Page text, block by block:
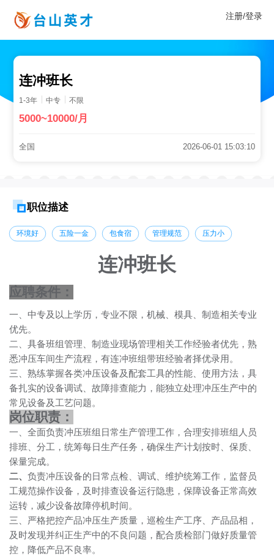
注册/登录
连冲班长
1-3年 中专 不限
5000~10000/月
全国 2026-06-01 15:03:10
职位描述
环境好 五险一金 包食宿 管理规范 压力小
连冲班长
应聘条件：
一、中专及以上学历，专业不限，机械、模具、制造相关专业
优先。
二、具备班组管理、制造业现场管理相关工作经验者优先，熟
悉冲压车间生产流程，有连冲班组带班经验者择优录用。
三、熟练掌握各类冲压设备及配套工具的性能、使用方法，具
备扎实的设备调试、故障排查能力，能独立处理冲压生产中的
常见设备及工艺问题。
岗位职责 ：
一、 全面负责冲压班组日常生产管理工作，合理安排班组人员
排班、分工，统筹每日生产任务，确保生产计划按时、保质、
保量完成。
二、 负责冲压设备的日常点检、调试、维护统筹工作，监督员
工规范操作设备，及时排查设备运行隐患，保障设备正常高效
运转，减少设备故障停机时间。
三、严格把控产品冲压生产质量，巡检生产工序、产品品相，
及时发现并纠正生产中的不良问题，配合质检部门做好质量管
控，降低产品不良率。